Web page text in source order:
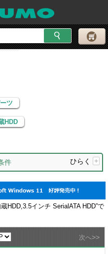
ツ
HDD
件 ひらく +
HDD,3.5インチ SerialATA HDD”で
次へ>>